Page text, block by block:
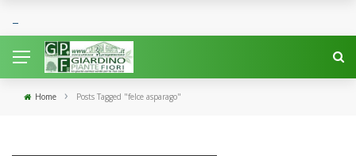
Home › Posts Tagged "felce asparago"